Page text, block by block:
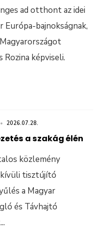
ad otthont az idei
Európa-bajnokságnak,
képviseli.
• 2026.07.28.
a szakág élén
közlemény
tisztújító
a Magyar
és Távhajtó
...